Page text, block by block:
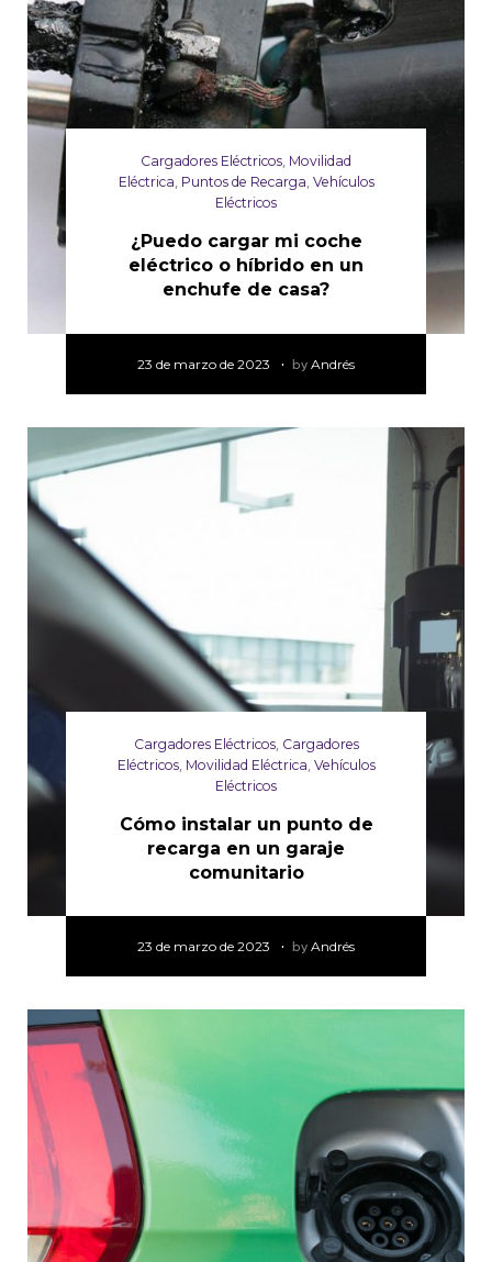
Cargadores Eléctricos Movilidad
Eléctrica Puntos de Recarga Vehículos
Eléctricos
¿Puedo cargar mi coche
eléctrico o híbrido en un
enchufe de casa?
23 de marzo de 2023 by Andrés
Cargadores Eléctricos, Cargadores
Eléctricos, Movilidad Eléctrica Vehículos
Eléctricos
Cómo instalar un punto de
recarga en un garaje
comunitario
23 de marzo de 2023 by Andrés